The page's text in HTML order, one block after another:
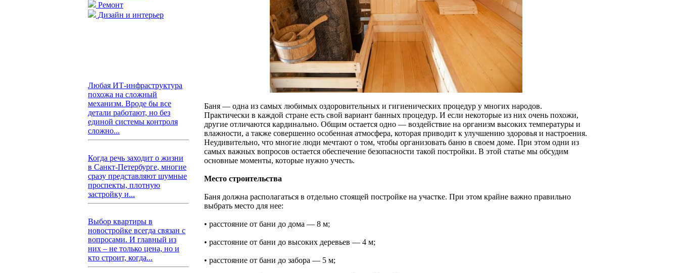
Ремонт
Дизайн и интерьер
Любая ИТ-инфраструктура
похожа на сложный
механизм. Вроде бы все
детали работают, но без
единой системы контроля
сложно...
Когда речь заходит о жизни
в Санкт-Петербурге, многие
сразу представляют шумные
проспекты, плотную
застройку и...
Выбор квартиры в
новостройке всегда связан с
вопросами. И главный из
них – не только цена, но и
кто строит, когда...
Баня — одна из самых любимых оздоровительных и гигиенических процедур у многих народов.
Практически в каждой стране есть свой вариант банных процедур. И если некоторые из них очень похожи,
другие отличаются кардинально. Общим остается одно — воздействие на организм высоких температуры и
влажности, а также совершенно особенная атмосфера, которая приводит к улучшению здоровья и настроения.
Неудивительно, что многие люди мечтают о том, чтобы организовать баню в своем доме. При этом одни из
самых важных вопросов остается обеспечение безопасности такой постройки. В этой статье мы обсудим
основные моменты, которые нужно учесть.
Место строительства
Баня должна располагаться в отдельно стоящей постройке на участке. При этом крайне важно правильно
выбрать место для нее:
• расстояние от бани до дома — 8 м;
• расстояние от бани до высоких деревьев — 4 м;
• расстояние от бани до забора — 5 м;